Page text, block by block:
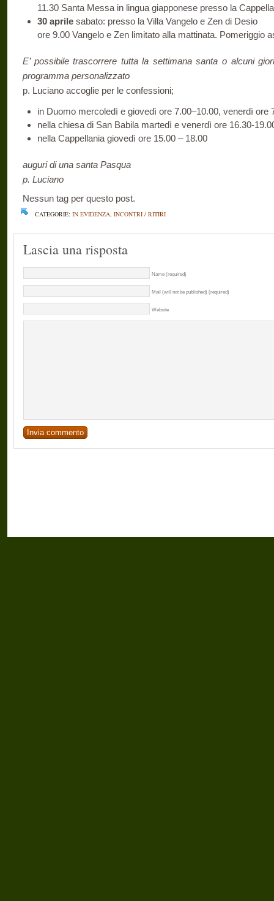
11.30 Santa Messa in lingua giapponese presso la
30 aprile sabato: presso la Villa Vangelo e Zen di Desio
ore 9.00 Vangelo e Zen limitato alla mattinata. Pomeriggio
E’ possibile trascorrere tutta la settimana santa o alcuni
programma personalizzato
p. Luciano accoglie per le confessioni;
in Duomo mercoledì e giovedì ore 7.00–10.00, venerdì ore
nella chiesa di San Babila martedì e venerdì ore 16.30-
nella Cappellania giovedì ore 15.00 – 18.00
auguri di una santa Pasqua
p. Luciano
Nessun tag per questo post.
CATEGORIE: IN EVIDENZA, INCONTRI / RITIRI
Lascia una risposta
Name (required)
Mail (will not be published) (required)
Website